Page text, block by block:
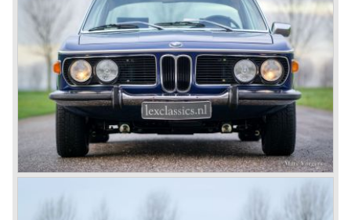
Technische gegevens
zescilinder lijnmotor
cilinderinhoud: 2985 cc.
carburateurs: 2 x Zenith
vermogen: 200 pk. bij 6000 tpm.
topsnelheid: 210 km/u.
versnellingsbak: automatisch
remmen: schijfremmen rondom
gewicht: 1380 kg.